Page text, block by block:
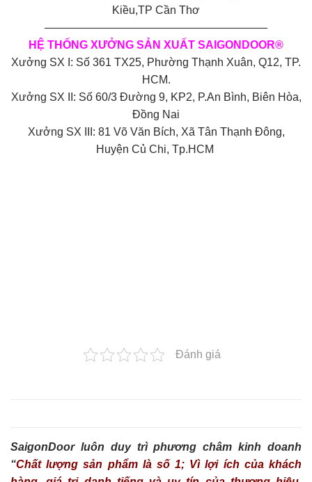
Kiều,TP Cần Thơ
————————————————————
HỆ THỐNG XƯỞNG SẢN XUẤT SAIGONDOOR®
Xưởng SX I: Số 361 TX25, Phường Thạnh Xuân, Q12, TP.
HCM.
Xưởng SX II: Số 60/3 Đường 9, KP2, P.An Bình, Biên Hòa,
Đồng Nai
Xưởng SX III: 81 Võ Văn Bích, Xã Tân Thạnh Đông,
Huyện Củ Chi, Tp.HCM
Đánh giá
SaigonDoor luôn duy trì phương châm kinh doanh
“Chất lượng sản phẩm là số 1; Vì lợi ích của khách